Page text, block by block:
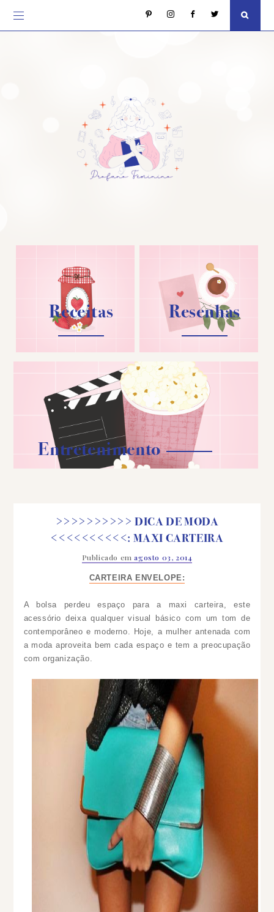
Receitas Resenhas
Entretenimento
>>>>>>>>>> DICA DE MODA
<<<<<<<<<<: MAXI CARTEIRA
Publicado emagosto 03, 2014
CARTEIRA ENVELOPE:
A bolsa perdeu espaço para a maxi carteira, este
acessório deixa qualquer visual básico com um tom de
contemporâneo e moderno. Hoje, a mulher antenada com
a moda aproveita bem cada espaço e tem a preocupação
com organização.